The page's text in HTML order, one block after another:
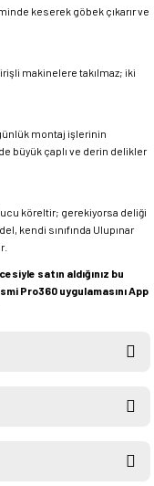
keserek göbek çıkarır ve
makinelere takılmaz; iki
montaj işlerinin
büyük çaplı ve derin delikler
ucu köreltir; gerekiyorsa deliği
kendi sınıfında Ulupınar
satın aldığınız bu
Pro360 uygulamasını App